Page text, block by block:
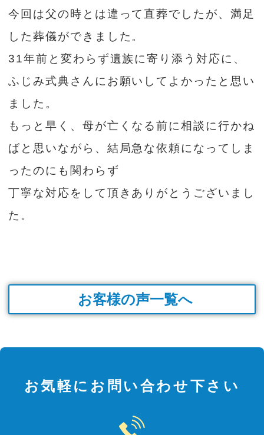
今回は父の時とは違って直葬でしたが、満足
した葬儀ができました。
31年前と変わらず遺族に寄り添う対応に、
ふじみ式典さんにお願いしてよかったと思い
ました。
もっと早く、母が亡くなる前に相談に行かね
ばと思いながら、結局急な依頼になってしま
ったのにも関わらず
丁寧な対応をして頂きありがとうございまし
た。
お客様の声一覧へ
お気軽にお問い合わせ下さい